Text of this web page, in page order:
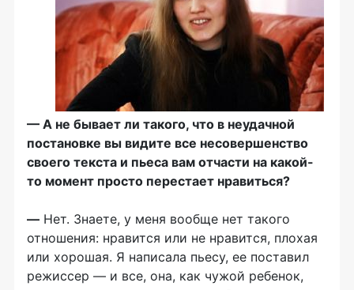
— А не бывает ли такого, что в неудачной
постановке вы видите все несовершенство
своего текста и пьеса вам отчасти на какой-
то момент просто перестает нравиться?
— Нет. Знаете, у меня вообще нет такого
отношения: нравится или не нравится, плохая
или хорошая. Я написала пьесу, ее поставил
режиссер — и все, она, как чужой ребенок,